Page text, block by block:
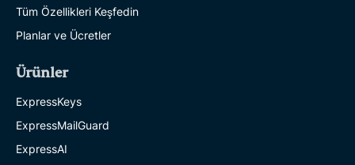
Tüm Özellikleri Keşfedin
Planlar ve Ücretler
Ürünler
ExpressKeys
ExpressMailGuard
ExpressAI